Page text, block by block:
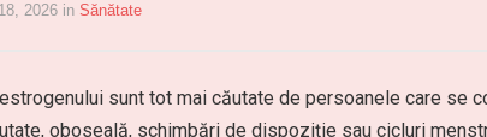
2026 in Sănătate
sunt tot mai căutate de persoanele care se
oboseală, schimbări de dispoziție sau cicluri